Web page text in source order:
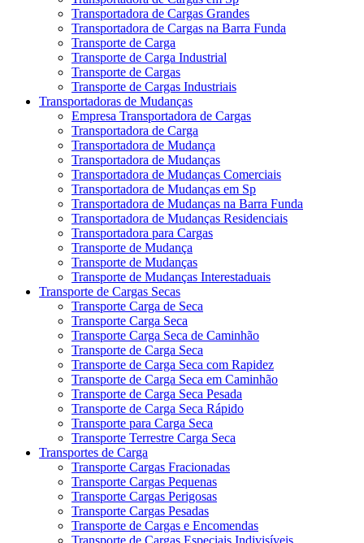
Transportadora de Cargas Grandes
Transportadora de Cargas na Barra Funda
Transporte de Carga
Transporte de Carga Industrial
Transporte de Cargas
Transporte de Cargas Industriais
Transportadoras de Mudanças
Empresa Transportadora de Cargas
Transportadora de Carga
Transportadora de Mudança
Transportadora de Mudanças
Transportadora de Mudanças Comerciais
Transportadora de Mudanças em Sp
Transportadora de Mudanças na Barra Funda
Transportadora de Mudanças Residenciais
Transportadora para Cargas
Transporte de Mudança
Transporte de Mudanças
Transporte de Mudanças Interestaduais
Transporte de Cargas Secas
Transporte Carga de Seca
Transporte Carga Seca
Transporte Carga Seca de Caminhão
Transporte de Carga Seca
Transporte de Carga Seca com Rapidez
Transporte de Carga Seca em Caminhão
Transporte de Carga Seca Pesada
Transporte de Carga Seca Rápido
Transporte para Carga Seca
Transporte Terrestre Carga Seca
Transportes de Carga
Transporte Cargas Fracionadas
Transporte Cargas Pequenas
Transporte Cargas Perigosas
Transporte Cargas Pesadas
Transporte de Cargas e Encomendas
Transporte de Cargas Especiais Indivisíveis